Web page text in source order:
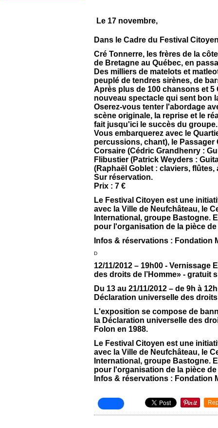
Le 17 novembre,
Dans le Cadre du Festival
Cré Tonnerre, les frères de la
de Bretagne au Québec, en
Des milliers de matelots et
peuplé de tendres sirènes, de
Après plus de 100 chansons et
nouveau spectacle qui sent bon
Oserez-vous tenter l'abordage
scène originale, la reprise et le
fait jusqu'ici le succès du groupe.
Vous embarquerez avec le
percussions, chant), le Passager
Corsaire (Cédric Grandhenry :
Flibustier (Patrick Weyders :
(Raphaël Goblet : claviers,
Sur réservation.
Prix : 7 €
Le Festival Citoyen est une
avec la Ville de Neufchâteau, le
International, groupe Bastogne.
pour l'organisation de la pièce
Infos & réservations : Fondation
D
12/11/2012 – 19h00 -
des droits de l’Homme» - gratuit
Du 13 au 21/11/2012 – de 9h à
Déclaration universelle des
L'exposition se compose de
la Déclaration universelle des
Folon en 1988.
Le Festival Citoyen est une
avec la Ville de Neufchâteau, le
International, groupe Bastogne.
pour l'organisation de la pièce
Infos & réservations : Fondation